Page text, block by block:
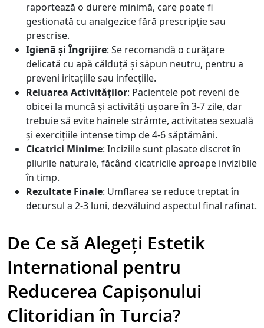
raportează o durere minimă, care poate fi
gestionată cu analgezice fără prescripție sau
prescrise.
Igienă și Îngrijire: Se recomandă o curățare
delicată cu apă călduță și săpun neutru, pentru a
preveni iritațiile sau infecțiile.
Reluarea Activităților: Pacientele pot reveni de
obicei la muncă și activități ușoare în 3-7 zile, dar
trebuie să evite hainele strâmte, activitatea sexuală
și exercițiile intense timp de 4-6 săptămâni.
Cicatrici Minime: Inciziile sunt plasate discret în
pliurile naturale, făcând cicatricile aproape invizibile
în timp.
Rezultate Finale: Umflarea se reduce treptat în
decursul a 2-3 luni, dezvăluind aspectul final rafinat.
De Ce să Alegeți Estetik
International pentru
Reducerea Capișonului
Clitoridian în Turcia?